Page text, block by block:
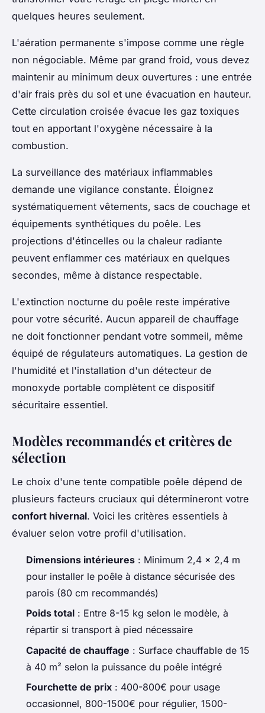
quelques heures seulement.
L'aération permanente s'impose comme une règle
non négociable. Même par grand froid, vous devez
maintenir au minimum deux ouvertures : une entrée
d'air frais près du sol et une évacuation en hauteur.
Cette circulation croisée évacue les gaz toxiques
tout en apportant l'oxygène nécessaire à la
combustion.
La surveillance des matériaux inflammables
demande une vigilance constante. Éloignez
systématiquement vêtements, sacs de couchage et
équipements synthétiques du poêle. Les
projections d'étincelles ou la chaleur radiante
peuvent enflammer ces matériaux en quelques
secondes, même à distance respectable.
L'extinction nocturne du poêle reste impérative
pour votre sécurité. Aucun appareil de chauffage
ne doit fonctionner pendant votre sommeil, même
équipé de régulateurs automatiques. La gestion de
l'humidité et l'installation d'un détecteur de
monoxyde portable complètent ce dispositif
sécuritaire essentiel.
Modèles recommandés et critères de
sélection
Le choix d'une tente compatible poêle dépend de
plusieurs facteurs cruciaux qui détermineront votre
confort hivernal. Voici les critères essentiels à
évaluer selon votre profil d'utilisation.
Dimensions intérieures : Minimum 2,4 x 2,4 m
pour installer le poêle à distance sécurisée des
parois (80 cm recommandés)
Poids total : Entre 8-15 kg selon le modèle, à
répartir si transport à pied nécessaire
Capacité de chauffage : Surface chauffable de 15
à 40 m² selon la puissance du poêle intégré
Fourchette de prix : 400-800€ pour usage
occasionnel, 800-1500€ pour régulier, 1500-